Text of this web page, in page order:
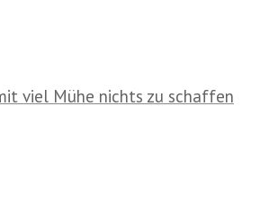
viel Mühe nichts zu schaffen